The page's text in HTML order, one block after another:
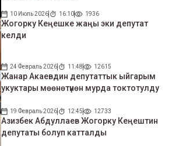
10 Июль 2026 16:10 1936
Жогорку Кеңешке жаңы эки депутат
келди
24 Февраль 2026 11:48 12615
Жанар Акаевдин депутаттык ыйгарым
укуктары мөөнөтүнөн мурда токтотулду
19 Февраль 2026 12:45 12733
Азизбек Абдуллаев Жогорку Кеңештин
депутаты болуп катталды